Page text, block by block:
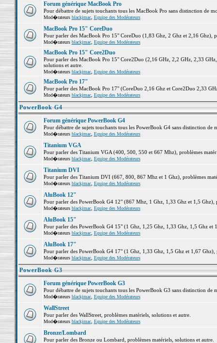
Forum générique MacBook Pro
Pour débattre de sujets touchants tous les MacBook Pro sans distinction de
Mod�rateurs blackjmac, Equipe des Modérateurs
MacBook Pro 15" CoreDuo
Pour parler des MacBook Pro 15" CoreDuo (1,83 Ghz, 2 Ghz et 2,16 Ghz),
Mod�rateurs blackjmac, Equipe des Modérateurs
MacBook Pro 15" Core2Duo
Pour parler des MacBook Pro 15" Core2Duo (2,16 GHz, 2,2 GHz, 2,33
solutions et autre.
Mod�rateurs blackjmac, Equipe des Modérateurs
MacBook Pro 17"
Pour parler des MacBook Pro 17" (CoreDuo 2,16 Ghz et Core2Duo 2,33
Mod�rateurs blackjmac, Equipe des Modérateurs
PowerBook G4
Forum générique PowerBook G4
Pour débattre de sujets touchants tous les PowerBook G4 sans distinction de
Mod�rateurs blackjmac, Equipe des Modérateurs
Titanium VGA
Pour parler des Titanium VGA (400, 500, 550 et 667 Mhz), problèmes
Mod�rateurs blackjmac, Equipe des Modérateurs
Titanium DVI
Pour parler des Titanium DVI (667, 800, 867 Mhz et 1 Ghz), problèmes
Mod�rateurs blackjmac, Equipe des Modérateurs
AluBook 12"
Pour parler des PowerBook G4 12" (867 Mhz, 1 Ghz, 1,33 Ghz et 1,5 Ghz),
Mod�rateurs blackjmac, Equipe des Modérateurs
AluBook 15"
Pour parler des PowerBook G4 15" (1 Ghz, 1,25 Ghz, 1,33 Ghz, 1,5 Ghz et
Mod�rateurs blackjmac, Equipe des Modérateurs
AluBook 17"
Pour parler des PowerBook G4 17" (1 Ghz, 1,33 Ghz, 1,5 Ghz et 1,67 Ghz),
Mod�rateurs blackjmac, Equipe des Modérateurs
PowerBook G3
Forum générique PowerBook G3
Pour débattre de sujets touchants tous les PowerBook G3 sans distinction de
Mod�rateurs blackjmac, Equipe des Modérateurs
WallStreet
Pour parler des WallStreet, problèmes matériels, solutions et autre.
Mod�rateurs blackjmac, Equipe des Modérateurs
Bronze/Lombard
Pour parler des Bronze ou Lombard, problèmes matériels, solutions et autre.